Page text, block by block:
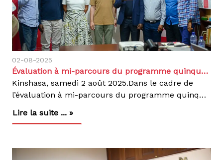
02-08-2025
Évaluation à mi-parcours du programme quinquennal du DGD 2022-2026
Kinshasa, samedi 2 août 2025.Dans le cadre de
l’évaluation à mi-parcours du programme quinquennal 2022-2026 financé par la Coopération belge (DGD), nous avons accueilli, à la coordination nationale Action Damien, une délégation d’évaluateurs pour un briefing stratégique composée de Peter Steinmann, chef d’équipe, et d’Astrid Knoblauch pour le compte de la DGD, ainsi que des évaluateurs externes nationaux Tony Gimbindu et Yves Lula.Cette rencontre a permis aux évaluateurs d’avoir une vue globale du programme quinquennal 2022-2026 sur le niveau d’atteint des différents résultats avant la descente sur terrain à partir du dimanche 3 août, dans les Coordinations Provinciales Lèpre et Tuberculose (CPLT) du Kwilu et du Haut-Katanga. Les grandes lignes du programme, ses priorités stratégiques, les avancées enregistrées et les défis rencontrés depuis son lancement en 2022 ont été présentés.Ce programme quinquennal 2022-2026 vise à renforcer la prévention, le diagnostic, le traitement et la réinsertion des personnes touchées par la lèpre, la tuberculose, le pian et l’ulcère de Buruli. Il s’appuie sur une collaboration étroite avec les structures nationales, les communautés locales et les partenaires techniques, tout en contribuant aux Objectifs de Développement Durable. Sa mise en œuvre repose sur une approche multisectorielle centrée sur les patients, les droits humains, l’implication communautaire, la formation des prestataires, la coordination avec les autorités sanitaires, ainsi que le renforcement des capacités locales et l’appui logistique aux zones de santé.Le programme se déploie dans un contexte marqué par plusieurs défis, notamment l’instabilité sécuritaire dans certaines zones, les ruptures intempestives en médicaments et autres intrants et les difficultés de suivi dans le secteur de la santé. Néanmoins, les progrès réalisés jusqu’à ce jour témoignent de notre engagement et de celui de nos partenaires.Sa mise en œuvre évolue de manière satisfaisante. Les résultats obtenus au terme de la troisième année offrent des perspectives solides pour l’atteinte des cibles d’ici fin 2026. Nous réaffirmons notre engagement à poursuivre les efforts en synergie avec le gouvernement, les structures locales, les bailleurs et les communautés, afin de garantir à chacun l’accès à des soins de qualité, sans discrimination.Cette évaluation va nous permettre d’identifier des axes concrets d’amélioration, de valoriser les approches efficaces sur le terrain et d’ajuster nos interventions pour mieux répondre aux besoins des populations.Fidèles à nos valeurs de solidarité, de responsabilité, de pluralisme et d’intégrité, nous poursuivons notre lutte pour un avenir où la lèpre et la tuberculose auront disparu.
Lire la suite ... »